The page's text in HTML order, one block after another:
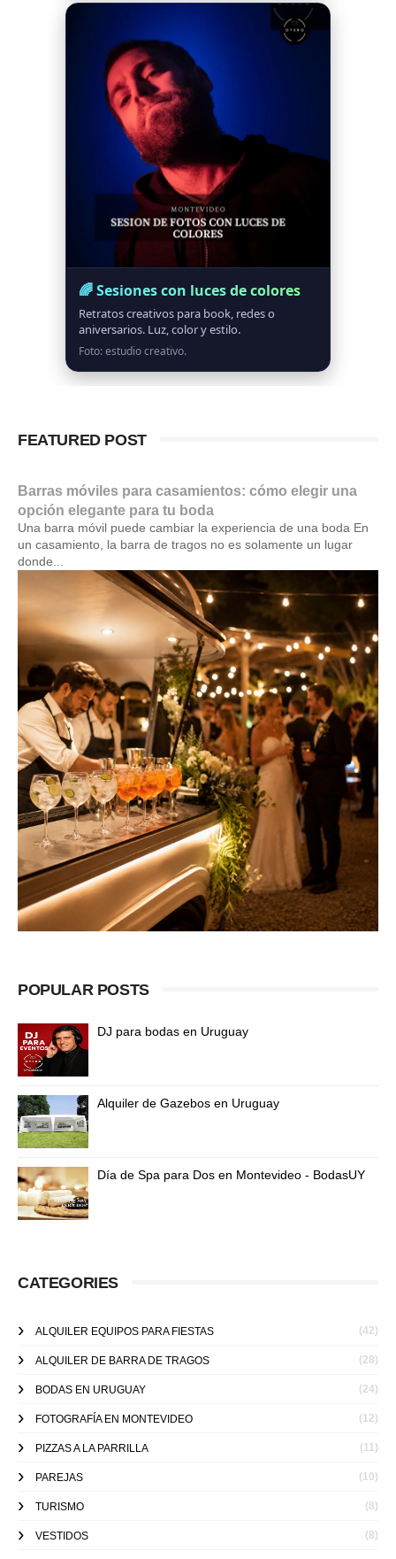
🌈 Sesiones con luces de colores
Retratos creativos para book, redes o
aniversarios. Luz, color y estilo.
Foto: estudio creativo.
FEATURED POST
Barras móviles para casamientos: cómo elegir una
opción elegante para tu boda
Una barra móvil puede cambiar la experiencia de una boda En
un casamiento, la barra de tragos no es solamente un lugar
donde...
POPULAR POSTS
DJ para bodas en Uruguay
Alquiler de Gazebos en Uruguay
Día de Spa para Dos en Montevideo - BodasUY
CATEGORIES
ALQUILER EQUIPOS PARA FIESTAS (42)
ALQUILER DE BARRA DE TRAGOS (28)
BODAS EN URUGUAY (24)
FOTOGRAFÍA EN MONTEVIDEO (12)
PIZZAS A LA PARRILLA (11)
PAREJAS (10)
TURISMO (8)
VESTIDOS (8)